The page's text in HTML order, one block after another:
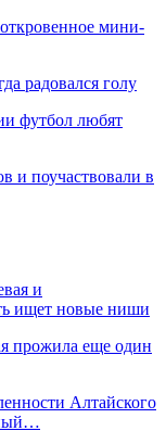
мини-
радовался голу
футбол любят
и поучаствовали в
и
ищет новые ниши
прожила еще один
Алтайского